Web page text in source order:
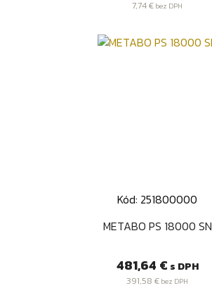
7,74 € bez DPH
Kód: 251800000
METABO PS 18000 SN
Cena
481,64 € s DPH
391,58 € bez DPH